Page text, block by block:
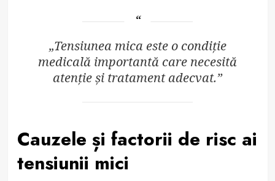
„Tensiunea mica este o condiție
medicală importantă care necesită
atenție și tratament adecvat.”
Cauzele și factorii de risc ai
tensiunii mici